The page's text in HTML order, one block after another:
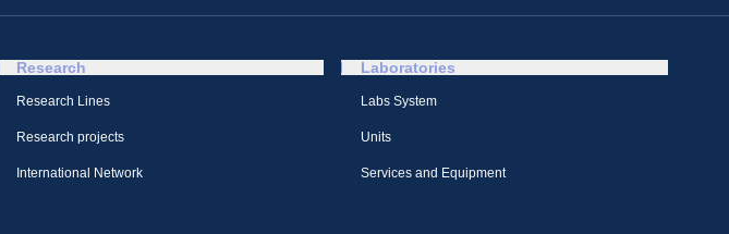
Research
Research Lines
Research projects
International Network
Laboratories
Labs System
Units
Services and Equipment